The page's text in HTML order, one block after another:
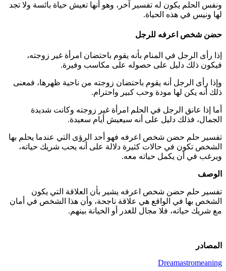
ونفس الحلم يكون له تفسير آخر، وهو أنها تعيش حياة بائسة ولا تجد
لها ونيس في هذه الحياة.
حضن شخص اعرفه للرجل
إذا رأى الرجل في المنام بأنه يقوم باحتضان امرأة غير زوجته،
فيكون ذلك دليل على حصوله على مكاسب وفيرة.
وإذا رأى الرجل أنه يقوم باحتضان زوجته من ناحية ظهرها، فمعنى
ذلك أنه يكن لها مودة وحب كبير واحترام.
أما إذا عانق الرجل في الحلم امرأة غير زوجته وكانت شديدة
الجمال، فذلك دليل على أنه سيعيش أيام سعيدة.
تفسير حلم حضن شخص اعرفه فهو أحد الرؤى التي عندما يحلم بها
الشخص تكون في حالات كثيرة دلالة على أنه يحب شريك حياته،
ويرغب في أن يكمل حياته معه.
الوصف
تفسير حلم حضن شخص اعرفه يشير بأن العلاقة التي يكون
الشخص بها في الواقع هي علاقة ناجحة، وأن هذا الشخص في أمان
مع شريك حياته، فلا مجال للغدر أو الخيانة بينهم.
المصادر
Dreamastromeaning